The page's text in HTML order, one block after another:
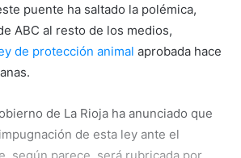
puente ha saltado la polémica,
ABC al resto de los medios,
de protección animal aprobada hace
de La Rioja ha anunciado que
de esta ley ante el
según parece, será rubricada por